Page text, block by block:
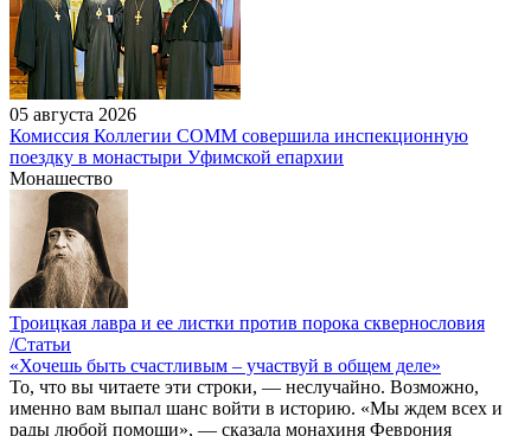
05 августа 2026
Комиссия Коллегии СОММ совершила инспекционную
поездку в монастыри Уфимской епархии
Монашество
Троицкая лавра и ее листки против порока сквернословия
/Статьи
«Хочешь быть счастливым – участвуй в общем деле»
То, что вы читаете эти строки, — неслучайно. Возможно,
именно вам выпал шанс войти в историю. «Мы ждем всех и
рады любой помощи», — сказала монахиня Феврония